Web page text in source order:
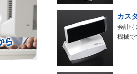
カス
会計時
機械で